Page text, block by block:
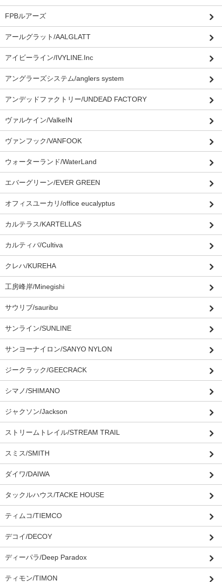
FPBルアーズ
アールグラット/AALGLATT
アイビーライン/IVYLINE.Inc
アングラーズシステム/anglers system
アンデッドファクトリー/UNDEAD FACTORY
ヴァルケイン/ValkeIN
ヴァンフック/VANFOOK
ウォーターランド/WaterLand
エバーグリーン/EVER GREEN
オフィスユーカリ/office eucalyptus
カルテラス/KARTELLAS
カルティバ/Cultiva
クレハ/KUREHA
工房峰岸/Minegishi
サウリブ/sauribu
サンライン/SUNLINE
サンヨーナイロン/SANYO NYLON
ジークラック/GEECRACK
シマノ/SHIMANO
ジャクソン/Jackson
ストリームトレイル/STREAM TRAIL
スミス/SMITH
ダイワ/DAIWA
タックルハウス/TACKE HOUSE
ティムコ/TIEMCO
デコイ/DECOY
ディーパラ/Deep Paradox
ティモン/TIMON